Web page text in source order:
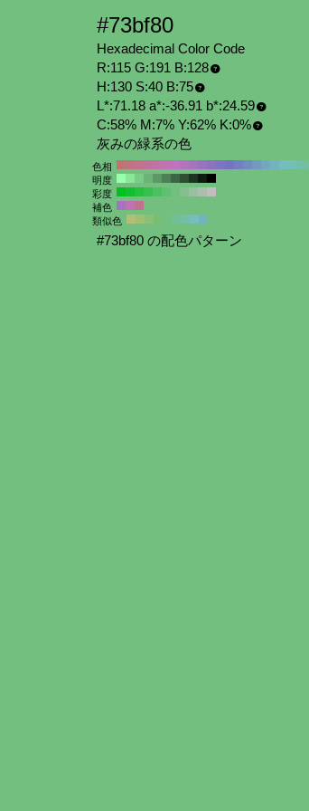
#73bf80
Hexadecimal Color Code
R:115 G:191 B:128
H:130 S:40 B:75
L*:71.18 a*:-36.91 b*:24.59
C:58% M:7% Y:62% K:0%
灰みの緑系の色
色相
明度
彩度
補色
類似色
#73bf80 の配色パターン